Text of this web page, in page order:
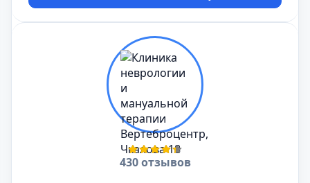
430 отзывов